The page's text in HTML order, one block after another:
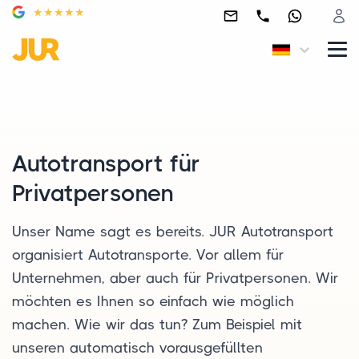
Autotransport für
Privatpersonen
Unser Name sagt es bereits. JUR Autotransport
organisiert Autotransporte. Vor allem für
Unternehmen, aber auch für Privatpersonen. Wir
möchten es Ihnen so einfach wie möglich
machen. Wie wir das tun? Zum Beispiel mit
unseren automatisch vorausgefüllten